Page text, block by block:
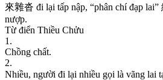
來雜沓 đi lại tấp nập, “phân chí đạp lai”
nượp.
Từ điển Thiều Chửu
1 .
Chồng chất.
2.
Nhiều, người đi lại nhiều gọi là vãng lai t